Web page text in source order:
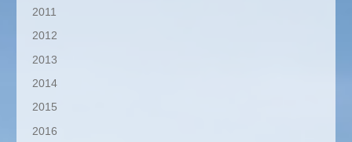
2011
2012
2013
2014
2015
2016